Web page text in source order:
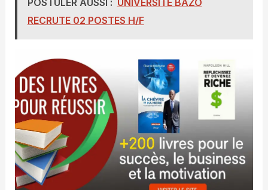
POSTULER AUSSI : UNIVERSITE BAZO
RECRUTE 02 POSTES H/F